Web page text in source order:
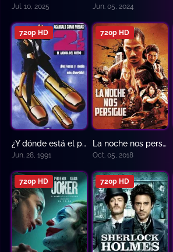
Jul. 10, 2025 Jun. 05, 2024
0
720p HD
¿Y dónde está el policía? 2 1/2
Jun. 28, 1991
0
720p HD
La noche nos persigue
Oct. 05, 2018
720p HD 720p HD